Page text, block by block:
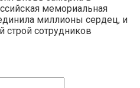
мемориальная
миллионы сердец, и
строй сотрудников